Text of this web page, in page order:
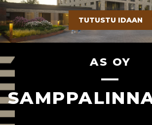
TUTUSTU IDAAN
AS OY
—